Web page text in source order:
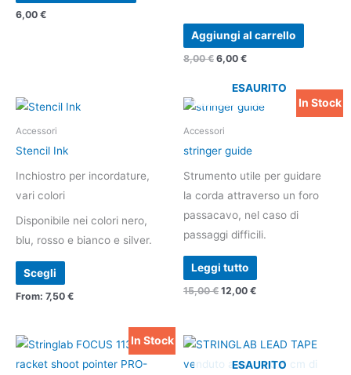
6,00 €
Aggiungi al carrello
8,00€ 6,00 €
Accessori
Stencil Ink
Inchiostro per incordature,
vari colori
Disponibile nei colori nero,
blu, rosso e bianco e silver.
Scegli
Questo
ha
varianti.
opzioni
possono
essere
scelte
nella
del
prodotto
From: 7,50 €
In Stock
ESAURITO
Accessori
stringer guide
Strumento utile per guidare
la corda attraverso un foro
passacavo, nel caso di
passaggi difficili.
Leggi tutto
15,00€
prezzo
originale
15,00 €.
12,00 €
Il
prezzo
In Stock
Questo
prodotto
ESAURITO
Questo
prodotto